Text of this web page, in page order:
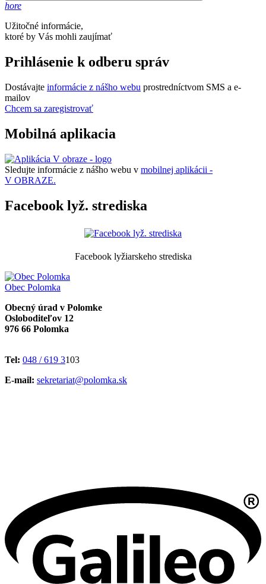
hore
Užitočné informácie,
ktoré by Vás mohli zaujímať
Prihlásenie k odberu správ
Dostávajte informácie z nášho webu prostredníctvom SMS a e-
mailov
Chcem sa zaregistrovať
Mobilná aplikacia
Sledujte informácie z nášho webu v mobilnej aplikácii -
V OBRAZE.
Facebook lyž. strediska
Facebook lyžiarskeho strediska
Obec Polomka
Obecný úrad v Polomke
Osloboditeľov 12
976 66 Polomka
Tel: 048 / 619 3103
E-mail: sekretariat@polomka.sk